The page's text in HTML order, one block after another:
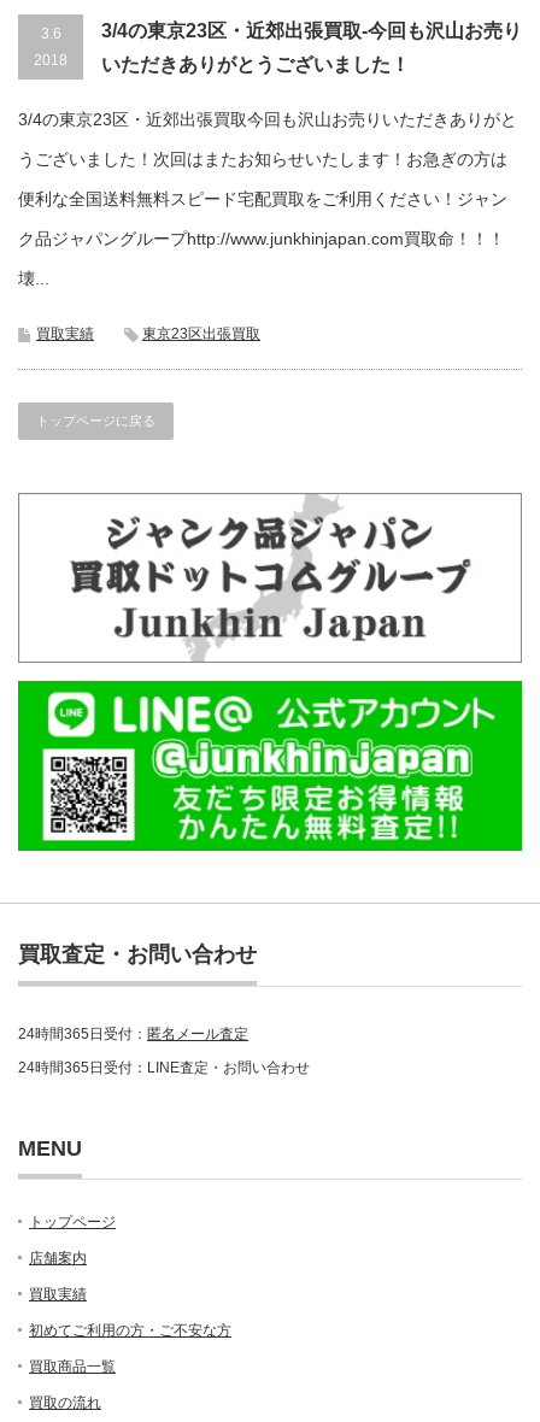
3.6
2018
3/4の東京23区・近郊出張買取-今回も沢山お売り
いただきありがとうございました！
3/4の東京23区・近郊出張買取今回も沢山お売りいただきありがと
うございました！次回はまたお知らせいたします！お急ぎの方は
便利な全国送料無料スピード宅配買取をご利用ください！ジャン
ク品ジャパングループhttp://www.junkhinjapan.com買取命！！！
壊...
買取実績 東京23区出張買取
トップページに戻る
買取査定・お問い合わせ
24時間365日受付： 匿名メール査定
24時間365日受付：LINE査定・お問い合わせ
MENU
トップページ
店舗案内
買取実績
初めてご利用の方・ご不安な方
買取商品一覧
買取の流れ